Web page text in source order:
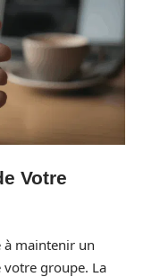
Votre
à maintenir un
votre groupe. La